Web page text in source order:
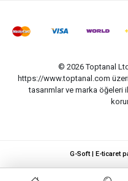
© 2026 Toptanal
https://www.toptanal.com
tasarımlar ve marka öğeleri
G-Soft | E-ticaret